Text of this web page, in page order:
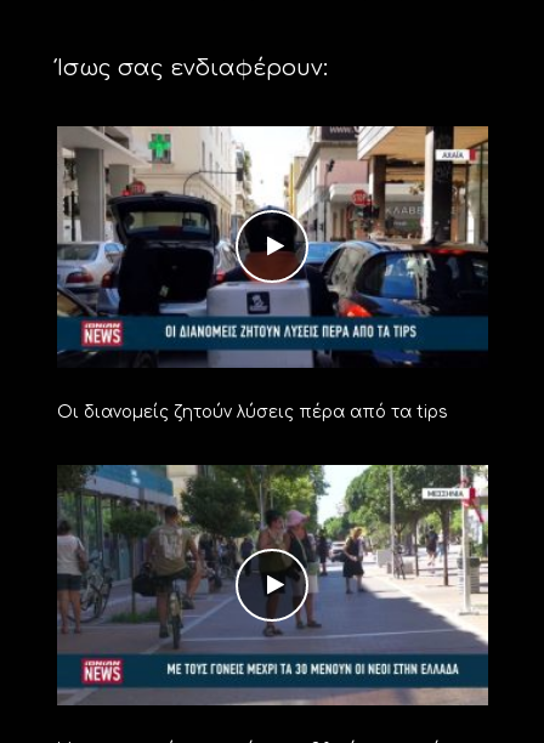
Ίσως σας ενδιαφέρουν:
Οι διανομείς ζητούν λύσεις πέρα από τα tips